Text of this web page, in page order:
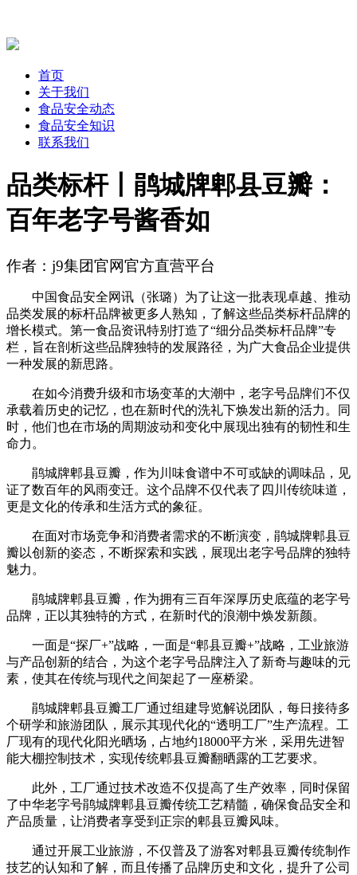
首页
关于我们
食品安全动态
食品安全知识
联系我们
品类标杆丨鹃城牌郫县豆瓣：
百年老字号酱香如
作者：j9集团官网官方直营平台
中国食品安全网讯（张璐）为了让这一批表现卓越、推动
品类发展的标杆品牌被更多人熟知，了解这些品类标杆品牌的
增长模式。第一食品资讯特别打造了“细分品类标杆品牌”专
栏，旨在剖析这些品牌独特的发展路径，为广大食品企业提供
一种发展的新思路。
在如今消费升级和市场变革的大潮中，老字号品牌们不仅
承载着历史的记忆，也在新时代的洗礼下焕发出新的活力。同
时，他们也在市场的周期波动和变化中展现出独有的韧性和生
命力。
鹃城牌郫县豆瓣，作为川味食谱中不可或缺的调味品，见
证了数百年的风雨变迁。这个品牌不仅代表了四川传统味道，
更是文化的传承和生活方式的象征。
在面对市场竞争和消费者需求的不断演变，鹃城牌郫县豆
瓣以创新的姿态，不断探索和实践，展现出老字号品牌的独特
魅力。
鹃城牌郫县豆瓣，作为拥有三百年深厚历史底蕴的老字号
品牌，正以其独特的方式，在新时代的浪潮中焕发新颜。
一面是“探厂+”战略，一面是“郫县豆瓣+”战略，工业旅游
与产品创新的结合，为这个老字号品牌注入了新奇与趣味的元
素，使其在传统与现代之间架起了一座桥梁。
鹃城牌郫县豆瓣工厂通过组建导览解说团队，每日接待多
个研学和旅游团队，展示其现代化的“透明工厂”生产流程。工
厂现有的现代化阳光晒场，占地约18000平方米，采用先进智
能大棚控制技术，实现传统郫县豆瓣翻晒露的工艺要求。
此外，工厂通过技术改造不仅提高了生产效率，同时保留
了中华老字号鹃城牌郫县豆瓣传统工艺精髓，确保食品安全和
产品质量，让消费者享受到正宗的郫县豆瓣风味。
通过开展工业旅游，不仅普及了游客对郫县豆瓣传统制作
技艺的认知和了解，而且传播了品牌历史和文化，提升了公司